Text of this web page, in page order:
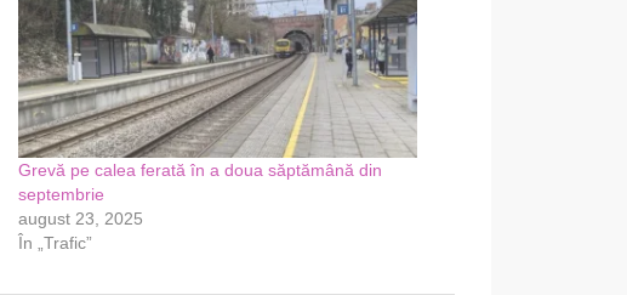
Grevă pe calea ferată în a doua săptămână din
septembrie
august 23, 2025
În „Trafic”